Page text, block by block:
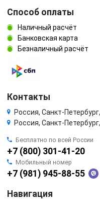
Способ оплаты
Наличный расчёт
Банковская карта
Безналичный расчёт
Контакты
Россия, Санкт-
Россия, Санкт-
Бесплатно по всей России
+7 (800) 301-41-20
Мобильный номер
+7 (981) 945-88-55
Навигация